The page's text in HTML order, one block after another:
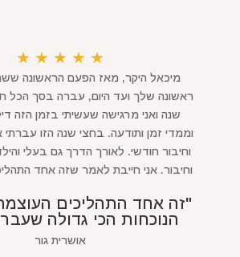
★
★
★
★
★
מיכאל היקר, מאז הפעם הראשונה
ראשונה שלך ועד היום, עברה בסך הכל
שנה ואני מרגישה שעשיתי בזמן הזה
וחיבור חודשי. לאורך הדרך גם בעלי
וחיבור. אני חייבת לאמר שזה אחד
"זה אחד התהליכים
הנוכחות הכי גדולה
אושרית גור